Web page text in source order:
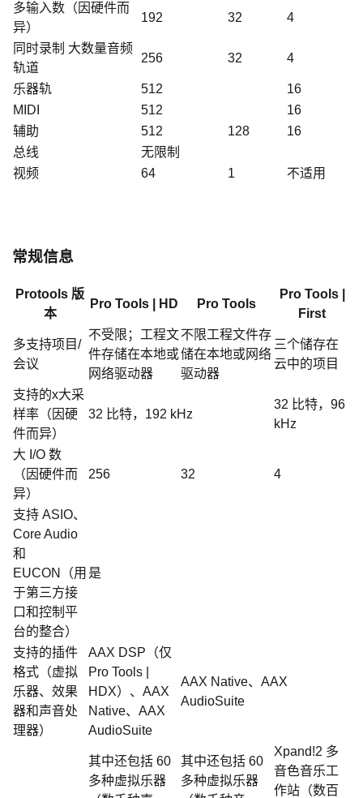
多输入数（因硬件而
异）
192 32 4
同时录制 大数量音频
轨道
256 32 4
乐器轨 512
16
MIDI
512
16
辅助
512 128
16
总线
无限制
视频
64 1 不适用
常规信息
Protools 版
本
Pro Tools | HD Pro Tools
Pro Tools |
First
多支持项目/
会议
不受限；工程文
件存储在本地或
网络驱动器
不限工程文件存
储在本地或网络
驱动器
三个储存在
云中的项目
支持的x大采
样率（因硬
件而异）
32 比特，192 kHz
32 比特，96
kHz
大 I/O 数
（因硬件而
异）
256 32 4
支持 ASIO、
Core Audio
和
EUCON（用
于第三方接
口和控制平
台的整合）
是
支持的插件
格式（虚拟
乐器、效果
器和声音处
理器）
AAX DSP（仅
Pro Tools |
HDX）、AAX
Native、AAX
AudioSuite
AAX Native、AAX
AudioSuite
其中还包括 60
多种虚拟乐器
其中还包括 60
多种虚拟乐器
Xpand!2 多
音色音乐工
作站（数百